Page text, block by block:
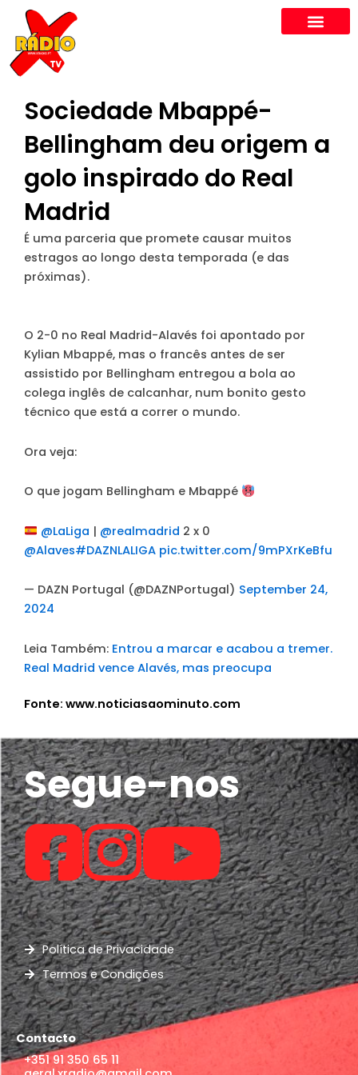
content
Sociedade Mbappé-
Bellingham deu origem a
golo inspirado do Real
Madrid
É uma parceria que promete causar muitos
estragos ao longo desta temporada (e das
próximas).
O 2-0 no Real Madrid-Alavés foi apontado por
Kylian Mbappé, mas o francês antes de ser
assistido por Bellingham entregou a bola ao
colega inglês de calcanhar, num bonito gesto
técnico que está a correr o mundo.
Ora veja:
O que jogam Bellingham e Mbappé
@LaLiga | @realmadrid 2 x 0
@Alaves#DAZNLALIGA pic.twitter.com/9mPXrKeBfu
— DAZN Portugal (@DAZNPortugal) September 24,
2024
Leia Também: Entrou a marcar e acabou a tremer.
Real Madrid vence Alavés, mas preocupa
Fonte: www.noticiasaominuto.com
Segue-nos
Política de Privacidade
Termos e Condições
Contacto
+351 91 350 65 11